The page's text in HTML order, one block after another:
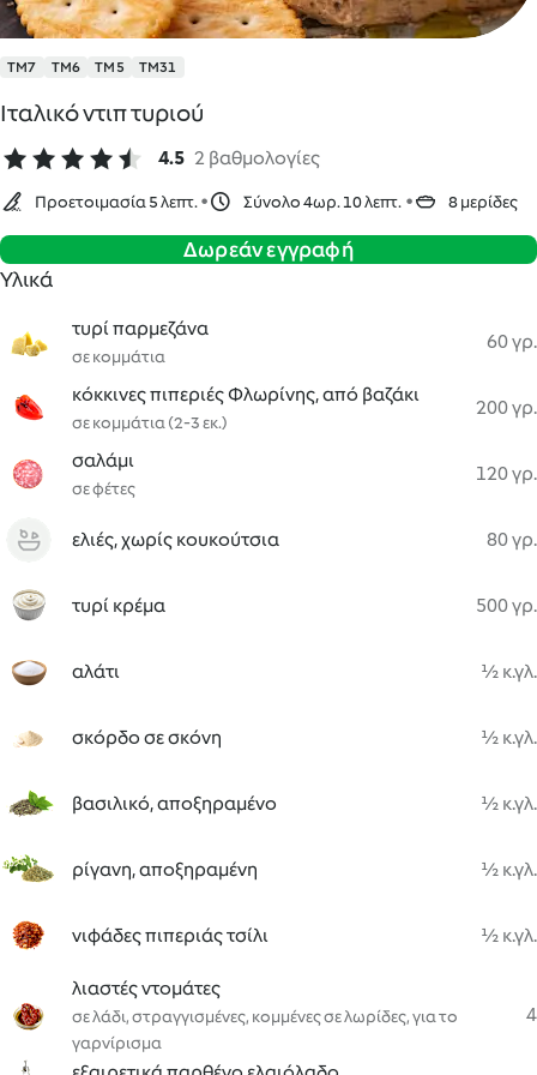
TM7 TM6 TM5 TM31
Ιταλικό ντιπ τυριού
4.5 2 βαθμολογίες
Προετοιμασία 5 λεπτ. Σύνολο 4ωρ. 10 λεπτ. 8 μερίδες
Δωρεάν εγγραφή
Υλικά
τυρί παρμεζάνα
σε κομμάτια
60 γρ.
κόκκινες πιπεριές Φλωρίνης, από βαζάκι
σε κομμάτια (2-3 εκ.)
200 γρ.
σαλάμι
σε φέτες
120 γρ.
ελιές, χωρίς κουκούτσια 80 γρ.
τυρί κρέμα 500 γρ.
αλάτι ½ κ.γλ.
σκόρδο σε σκόνη ½ κ.γλ.
βασιλικό, αποξηραμένο ½ κ.γλ.
ρίγανη, αποξηραμένη ½ κ.γλ.
νιφάδες πιπεριάς τσίλι ½ κ.γλ.
λιαστές ντομάτες
σε λάδι, στραγγισμένες, κομμένες σε λωρίδες, για το
γαρνίρισμα
4